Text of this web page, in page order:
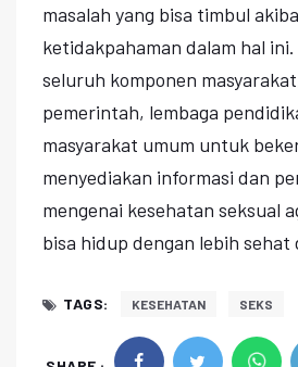
masalah yang bisa timbul
ketidakpahaman dalam hal
seluruh komponen
pemerintah, lembaga
masyarakat umum untuk
menyediakan informasi dan
mengenai kesehatan seksual
bisa hidup dengan lebih sehat
TAGS: KESEHATAN SEKS